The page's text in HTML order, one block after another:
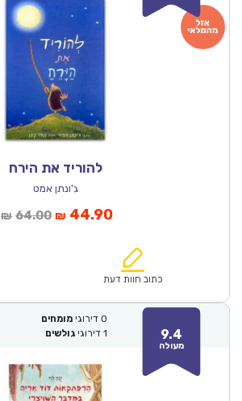
להוריד את הירח
ג'ונתן אמט
₪ 64.00המחיר
₪64.00.
₪ 44.90המחיר
הוא:
כתוב חוות דעת
9.4
מעולה
0 דירוגי מומחים
1 דירוגי גולשים